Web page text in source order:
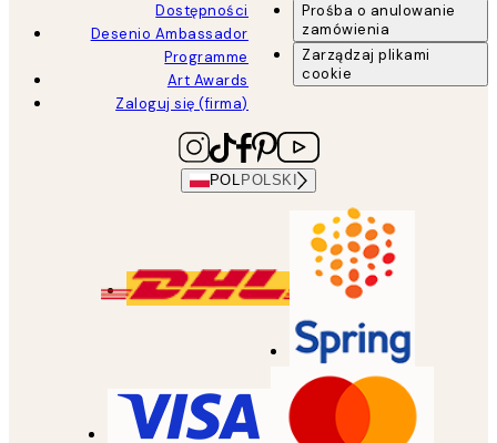
Dostępności
Desenio Ambassador
Programme
Art Awards
Zaloguj się (firma)
Prośba o anulowanie
zamówienia
Zarządzaj plikami
cookie
POL POLSKI